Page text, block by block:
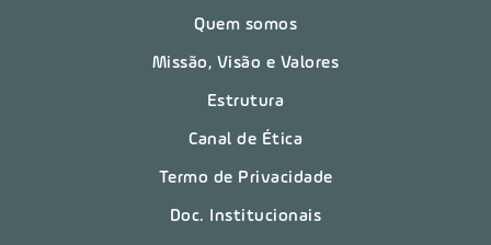
Quem somos
Missão, Visão e Valores
Estrutura
Canal de Ética
Termo de Privacidade
Doc. Institucionais